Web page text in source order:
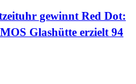
gewinnt Red Dot:
Glashütte erzielt 94